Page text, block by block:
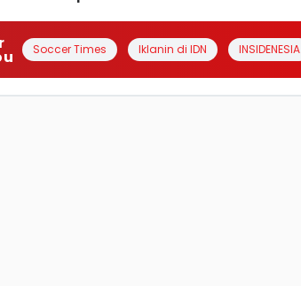
Soccer Times Iklanin di IDN INSIDENESIA